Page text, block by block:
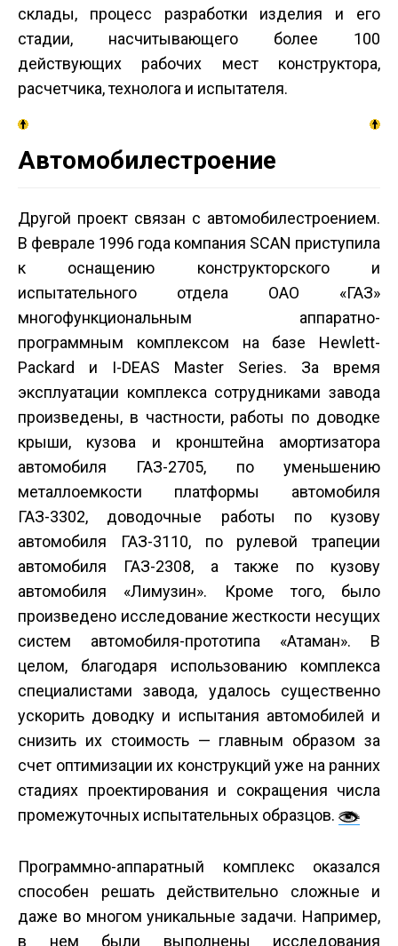
склады, процесс разработки изделия и его
стадии, насчитывающего более 100
действующих рабочих мест конструктора,
расчетчика, технолога и испытателя.
Автомобилестроение
Другой проект связан с автомобилестроением.
В феврале 1996 года компания SCAN приступила
к оснащению конструкторского и
испытательного отдела ОАО «ГАЗ»
многофункциональным аппаратно-
программным комплексом на базе Hewlett-
Packard и I-DEAS Master Series. За время
эксплуатации комплекса сотрудниками завода
произведены, в частности, работы по доводке
крыши, кузова и кронштейна амортизатора
автомобиля ГАЗ-2705, по уменьшению
металлоемкости платформы автомобиля
ГАЗ-3302, доводочные работы по кузову
автомобиля ГАЗ-3110, по рулевой трапеции
автомобиля ГАЗ-2308, а также по кузову
автомобиля «Лимузин». Кроме того, было
произведено исследование жесткости несущих
систем автомобиля-прототипа «Атаман». В
целом, благодаря использованию комплекса
специалистами завода, удалось существенно
ускорить доводку и испытания автомобилей и
снизить их стоимость — главным образом за
счет оптимизации их конструкций уже на ранних
стадиях проектирования и сокращения числа
промежуточных испытательных образцов.
Программно-аппаратный комплекс оказался
способен решать действительно сложные и
даже во многом уникальные задачи. Например,
в нем были выполнены исследования